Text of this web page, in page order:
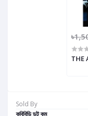
Sold By
কবিবিডি ডট কম
THE